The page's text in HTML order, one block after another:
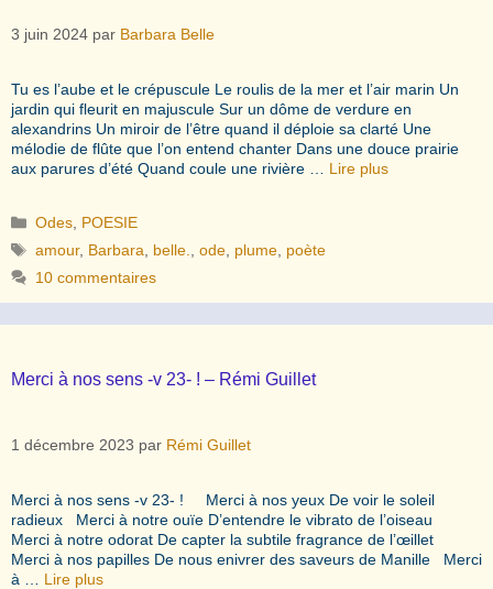
3 juin 2024 par Barbara Belle
Tu es l’aube et le crépuscule Le roulis de la mer et l’air marin Un
jardin qui fleurit en majuscule Sur un dôme de verdure en
alexandrins Un miroir de l’être quand il déploie sa clarté Une
mélodie de flûte que l’on entend chanter Dans une douce prairie
aux parures d’été Quand coule une rivière … Lire plus
Catégories
Odes POESIE
Étiquettes
amour, Barbara belle. ,ode plume poète
10 commentaires
Merci à nos sens -v 23- ! – Rémi Guillet
1 décembre 2023 par Rémi Guillet
Merci à nos sens -v 23- ! Merci à nos yeux De voir le soleil
radieux Merci à notre ouïe D’entendre le vibrato de l’oiseau
Merci à notre odorat De capter la subtile fragrance de l’œillet
Merci à nos papilles De nous enivrer des saveurs de Manille Merci
à … Lire plus